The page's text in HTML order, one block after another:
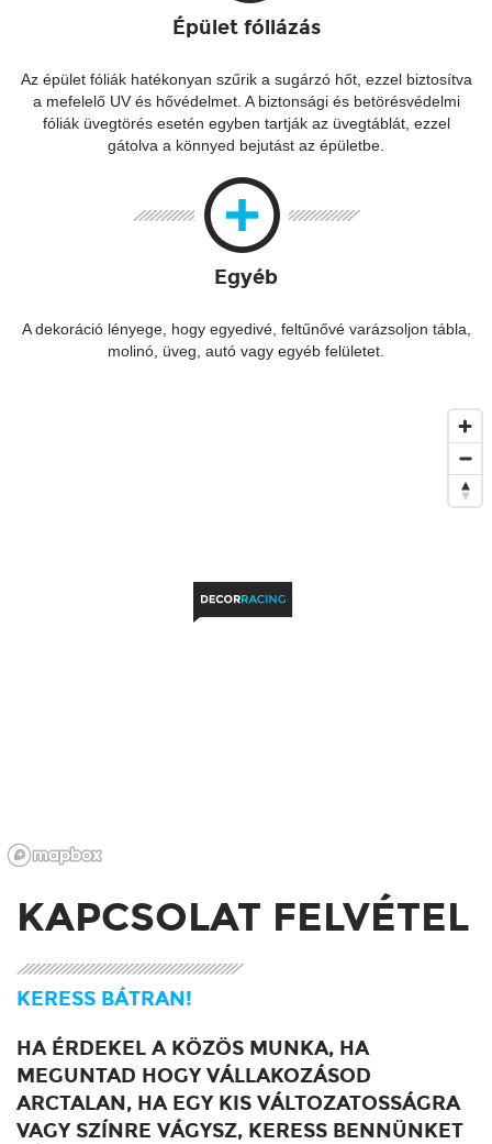
Épület fóliázás
Az épület fóliák hatékonyan szűrik a sugárzó hőt, ezzel biztosítva
a mefelelő UV és hővédelmet. A biztonsági és betörésvédelmi
fóliák üvegtörés esetén egyben tartják az üvegtáblát, ezzel
gátolva a könnyed bejutást az épületbe.
Egyéb
A dekoráció lényege, hogy egyedivé, feltűnővé varázsoljon tábla,
molinó, üveg, autó vagy egyéb felületet.
KAPCSOLAT FELVÉTEL
KERESS BÁTRAN!
HA ÉRDEKEL A KÖZÖS MUNKA, HA
MEGUNTAD HOGY VÁLLAKOZÁSOD
ARCTALAN, HA EGY KIS VÁLTOZATOSSÁGRA
VAGY SZÍNRE VÁGYSZ, KERESS BENNÜNKET